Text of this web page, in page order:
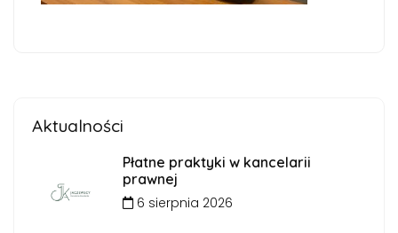
Aktualności
Płatne praktyki w kancelarii
prawnej
6 sierpnia 2026